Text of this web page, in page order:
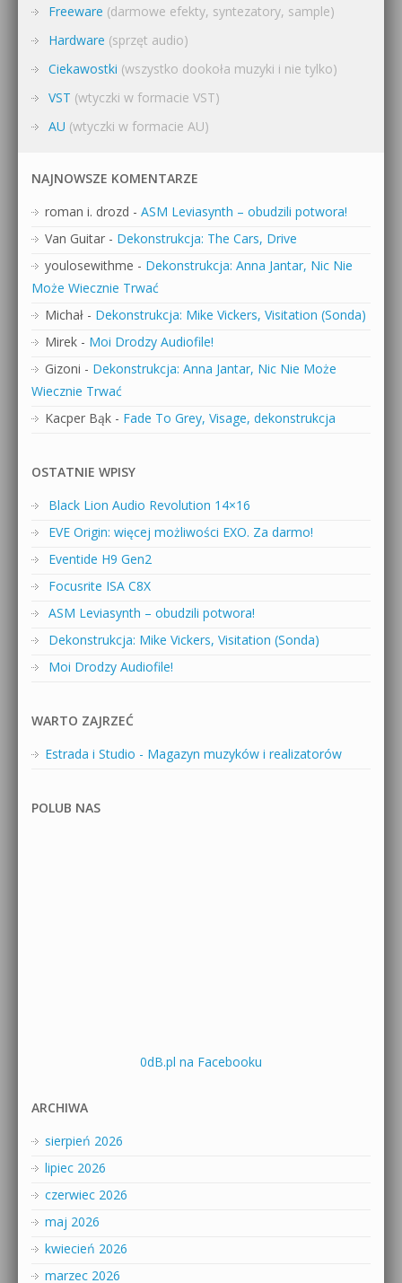
Freeware (darmowe efekty, syntezatory, sample)
Hardware (sprzęt audio)
Ciekawostki (wszystko dookoła muzyki i nie tylko)
VST (wtyczki w formacie VST)
AU (wtyczki w formacie AU)
NAJNOWSZE KOMENTARZE
roman i. drozd - ASM Leviasynth – obudzili potwora!
Van Guitar - Dekonstrukcja: The Cars, Drive
youlosewithme - Dekonstrukcja: Anna Jantar, Nic Nie
Może Wiecznie Trwać
Michał - Dekonstrukcja: Mike Vickers, Visitation (Sonda)
Mirek - Moi Drodzy Audiofile!
Gizoni - Dekonstrukcja: Anna Jantar, Nic Nie Może
Wiecznie Trwać
Kacper Bąk - Fade To Grey, Visage, dekonstrukcja
OSTATNIE WPISY
Black Lion Audio Revolution 14×16
EVE Origin: więcej możliwości EXO. Za darmo!
Eventide H9 Gen2
Focusrite ISA C8X
ASM Leviasynth – obudzili potwora!
Dekonstrukcja: Mike Vickers, Visitation (Sonda)
Moi Drodzy Audiofile!
WARTO ZAJRZEĆ
Estrada i Studio - Magazyn muzyków i realizatorów
POLUB NAS
0dB.pl na Facebooku
ARCHIWA
sierpień 2026
lipiec 2026
czerwiec 2026
maj 2026
kwiecień 2026
marzec 2026